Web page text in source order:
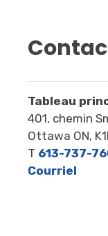
Tableau
401, chemin
Ottawa ON,
T 613-737-
Courriel